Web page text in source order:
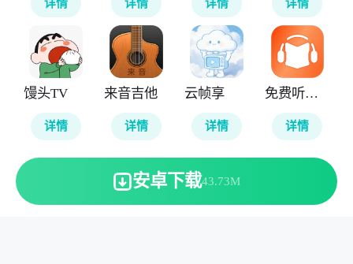
详情 详情 详情 详情
馒头TV
详情
来音吉他
详情
云帧享
详情
免费听书王
详情
安卓下载43.73M